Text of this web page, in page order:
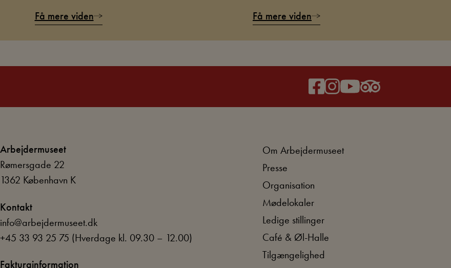
Få mere viden Få mere viden
Arbejdermuseet
Rømersgade 22
1362 København K
Kontakt
info@arbejdermuseet.dk
+45 33 93 25 75 (Hverdage kl. 09.30 – 12.00)
Fakturainformation
Om Arbejdermuseet
Presse
Organisation
Mødelokaler
Ledige stillinger
Café & Øl-Halle
Tilgængelighed